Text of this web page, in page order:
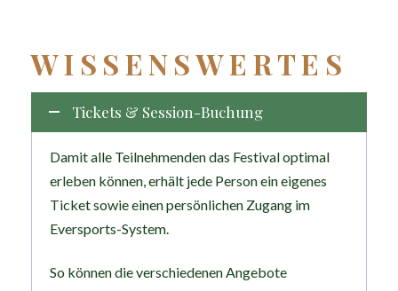
WISSENSWERTES
Tickets & Session-Buchung
Damit alle Teilnehmenden das Festival optimal
erleben können, erhält jede Person ein eigenes
Ticket sowie einen persönlichen Zugang im
Eversports-System.
So können die verschiedenen Angebote